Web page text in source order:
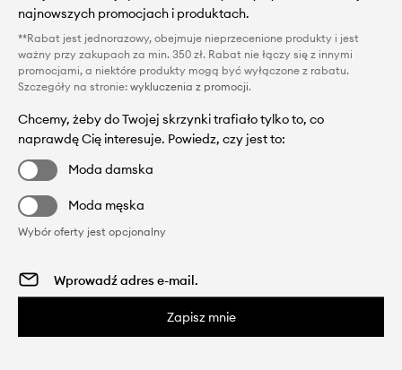
najnowszych promocjach i produktach.
**Rabat jest jednorazowy, obejmuje nieprzecenione produkty i jest
ważny przy zakupach za min. 350 zł. Rabat nie łączy się z innymi
promocjami, a niektóre produkty mogą być wyłączone z rabatu.
Szczegóły na stronie: wykluczenia z promocji.
Chcemy, żeby do Twojej skrzynki trafiało tylko to, co
naprawdę Cię interesuje. Powiedz, czy jest to:
Moda damska
Moda męska
Wybór oferty jest opcjonalny
Zapisz mnie